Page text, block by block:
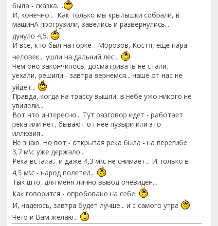
была - сказка.. .
И, конечно... Как только мы крылышки собрали, в
машинА прогрузили, завелись и развернулись...
дунуло 4,5.
И все, кто был на горке - Морозов, Костя, еще пара
человек... ушли на дальний лес...
Чем оно закончилось, досматривать не стали,
уехали, решили - завтра вернемся... наше от нас не
уйдет...
Правда, когда на трассу вышли, в небе ужо никого не
увидели...
Вот что интересно... Тут разговор идет - работает
река или нет, бывают от нее пузыри или это
иллюзия...
Не знаю. Но вот - открытая река была - на перегибе
3,7 м\с уже держало...
Река встала... и даже 4,3 м\с не снимает... И только в
4,5 м\с - народ полетел...
Тык што, для меня лично вывод очевиден...
Как говорится - опробовано на себе.
И, надеюсь, завтра будет лучше... и с самого утра
Чего и Вам желаю...